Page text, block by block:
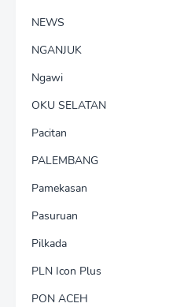
NEWS
NGANJUK
Ngawi
OKU SELATAN
Pacitan
PALEMBANG
Pamekasan
Pasuruan
Pilkada
PLN Icon Plus
PON ACEH